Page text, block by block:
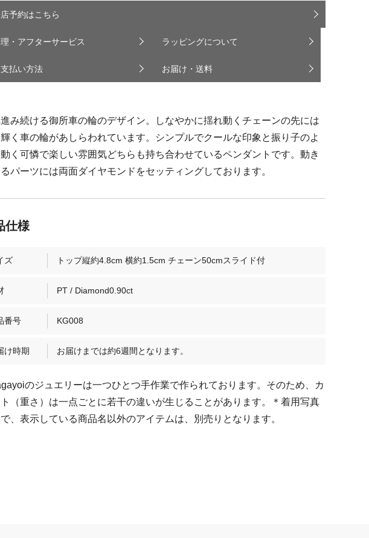
予約はこちら
・アフターサービス ラッピングについて
払い方法 お届け・送料
み続ける御所車の輪のデザイン。しなやかに揺れ動くチェーンの先には
く車の輪があしらわれています。シンプルでクールな印象と振り子のよ
動く可憐で楽しい雰囲気どちらも持ち合わせているペンダントです。動き
パーツには両面ダイヤモンドをセッティングしております。
ズ トップ縦約4.8cm 横約1.5cm チェーン50cmスライド付
PT / Diamond0.90ct
番号 KG008
け時期 お届けまでは約6週間となります。
のジュエリーは一つひとつ手作業で作られております。そのため、カ
（重さ）は一点ごとに若干の違いが生じることがあります。＊着用写真
、表示している商品名以外のアイテムは、別売りとなります。